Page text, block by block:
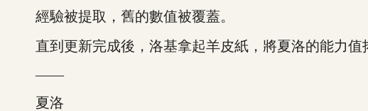
經驗被提取，舊的數值被覆蓋。
直到更新完成後，洛基拿起羊皮紙，將夏洛的能力值
——
夏洛